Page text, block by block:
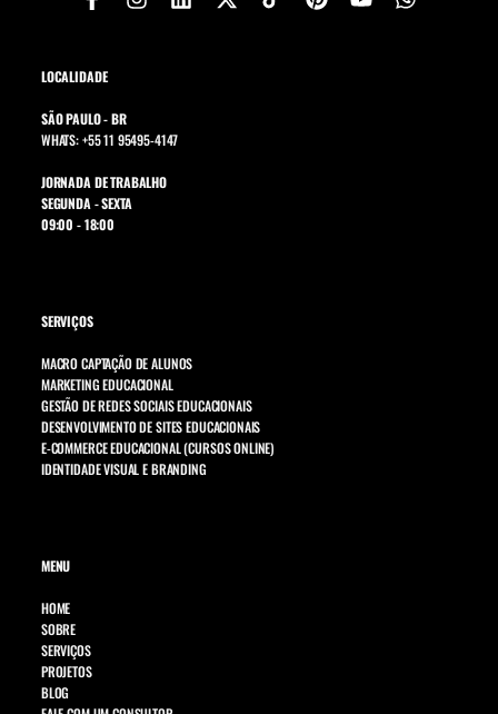
LOCALIDADE
SÃO PAULO - BR
WHATS: +55 11 95495-4147
JORNADA DE TRABALHO
SEGUNDA - SEXTA
09:00 - 18:00
SERVIÇOS
MACRO CAPTAÇÃO DE ALUNOS
MARKETING EDUCACIONAL
GESTÃO DE REDES SOCIAIS EDUCACIONAIS
DESENVOLVIMENTO DE SITES EDUCACIONAIS
E-COMMERCE EDUCACIONAL (CURSOS ONLINE)
IDENTIDADE VISUAL E BRANDING
MENU
HOME
SOBRE
SERVIÇOS
PROJETOS
BLOG